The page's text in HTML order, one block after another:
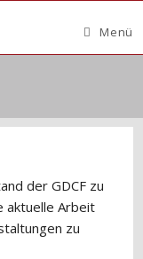
Menü
der GDCF zu
aktuelle Arbeit
zu